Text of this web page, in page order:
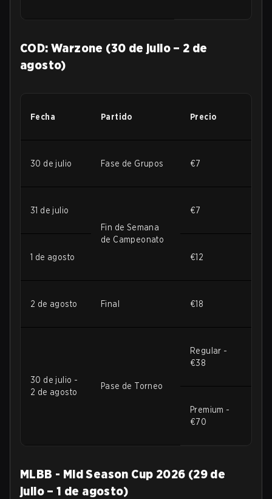
COD: Warzone (30 de julio – 2 de
agosto)
Fecha Partido Precio
30 de julio Fase de Grupos €7
31 de julio
Fin de Semana
de Campeonato
€7
1 de agosto €12
2 de agosto Final €18
30 de julio -
2 de agosto
Pase de Torneo
Regular -
€38
Premium -
€70
MLBB - Mid Season Cup 2026 (29 de
julio – 1 de agosto)